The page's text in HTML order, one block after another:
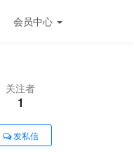
会员中心
关注者
1
发私信